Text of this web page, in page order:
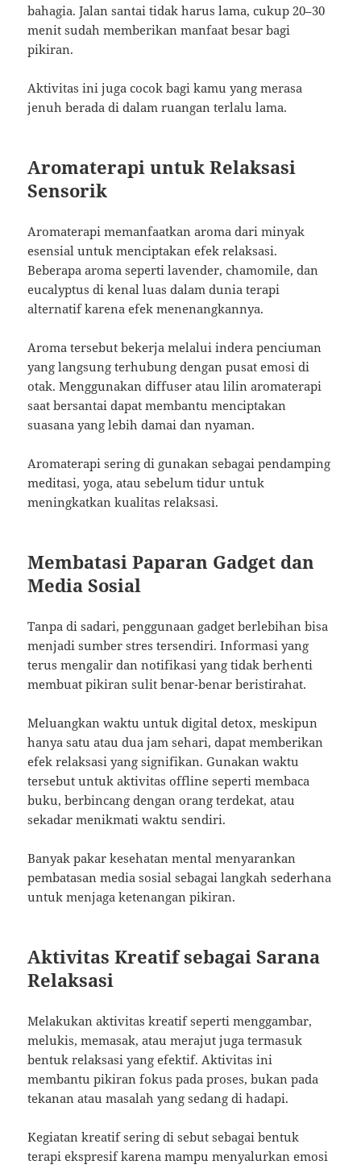
bahagia. Jalan santai tidak harus lama, cukup 20–30
menit sudah memberikan manfaat besar bagi
pikiran.
Aktivitas ini juga cocok bagi kamu yang merasa
jenuh berada di dalam ruangan terlalu lama.
Aromaterapi untuk Relaksasi
Sensorik
Aromaterapi memanfaatkan aroma dari minyak
esensial untuk menciptakan efek relaksasi.
Beberapa aroma seperti lavender, chamomile, dan
eucalyptus di kenal luas dalam dunia terapi
alternatif karena efek menenangkannya.
Aroma tersebut bekerja melalui indera penciuman
yang langsung terhubung dengan pusat emosi di
otak. Menggunakan diffuser atau lilin aromaterapi
saat bersantai dapat membantu menciptakan
suasana yang lebih damai dan nyaman.
Aromaterapi sering di gunakan sebagai pendamping
meditasi, yoga, atau sebelum tidur untuk
meningkatkan kualitas relaksasi.
Membatasi Paparan Gadget dan
Media Sosial
Tanpa di sadari, penggunaan gadget berlebihan bisa
menjadi sumber stres tersendiri. Informasi yang
terus mengalir dan notifikasi yang tidak berhenti
membuat pikiran sulit benar-benar beristirahat.
Meluangkan waktu untuk digital detox, meskipun
hanya satu atau dua jam sehari, dapat memberikan
efek relaksasi yang signifikan. Gunakan waktu
tersebut untuk aktivitas offline seperti membaca
buku, berbincang dengan orang terdekat, atau
sekadar menikmati waktu sendiri.
Banyak pakar kesehatan mental menyarankan
pembatasan media sosial sebagai langkah sederhana
untuk menjaga ketenangan pikiran.
Aktivitas Kreatif sebagai Sarana
Relaksasi
Melakukan aktivitas kreatif seperti menggambar,
melukis, memasak, atau merajut juga termasuk
bentuk relaksasi yang efektif. Aktivitas ini
membantu pikiran fokus pada proses, bukan pada
tekanan atau masalah yang sedang di hadapi.
Kegiatan kreatif sering di sebut sebagai bentuk
terapi ekspresif karena mampu menyalurkan emosi